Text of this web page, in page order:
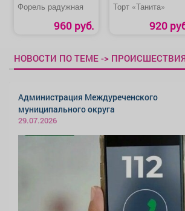
Форель радужная
960 руб.
Торт «Танита»
920
НОВОСТИ ПО ТЕМЕ ->
Администрация Междуреченского
муниципального округа
29.07.2026